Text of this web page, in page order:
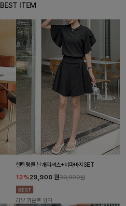
BEST ITEM
헨틴링클 날개티셔츠+치마바지SET
12%29,900 원33,900원
리뷰 카운트 영역